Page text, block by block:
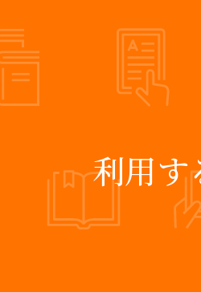
利用す